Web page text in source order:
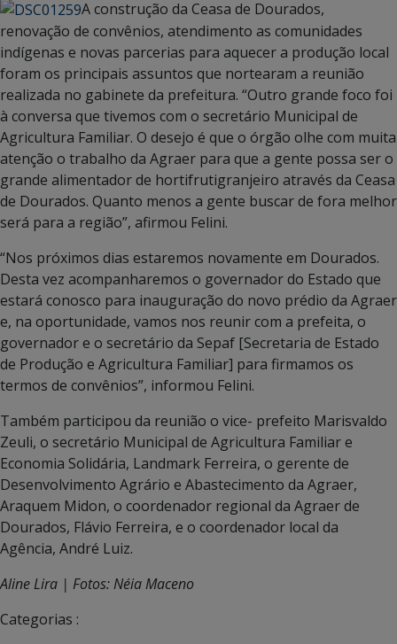
A construção da Ceasa de Dourados,
renovação de convênios, atendimento as comunidades
indígenas e novas parcerias para aquecer a produção local
foram os principais assuntos que nortearam a reunião
realizada no gabinete da prefeitura. “Outro grande foco foi
à conversa que tivemos com o secretário Municipal de
Agricultura Familiar. O desejo é que o órgão olhe com muita
atenção o trabalho da Agraer para que a gente possa ser o
grande alimentador de hortifrutigranjeiro através da Ceasa
de Dourados. Quanto menos a gente buscar de fora melhor
será para a região”, afirmou Felini.
“Nos próximos dias estaremos novamente em Dourados.
Desta vez acompanharemos o governador do Estado que
estará conosco para inauguração do novo prédio da Agraer
e, na oportunidade, vamos nos reunir com a prefeita, o
governador e o secretário da Sepaf [Secretaria de Estado
de Produção e Agricultura Familiar] para firmamos os
termos de convênios”, informou Felini.
Também participou da reunião o vice- prefeito Marisvaldo
Zeuli, o secretário Municipal de Agricultura Familiar e
Economia Solidária, Landmark Ferreira, o gerente de
Desenvolvimento Agrário e Abastecimento da Agraer,
Araquem Midon, o coordenador regional da Agraer de
Dourados, Flávio Ferreira, e o coordenador local da
Agência, André Luiz.
Aline Lira | Fotos: Néia Maceno
Categorias :